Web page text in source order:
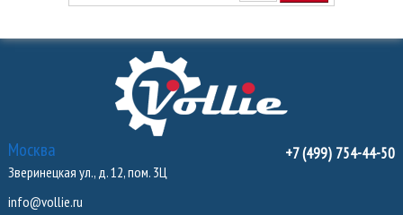
Москва
Зверинецкая ул., д. 12, пом. 3Ц
info@vollie.ru
+7 (499) 754-44-50